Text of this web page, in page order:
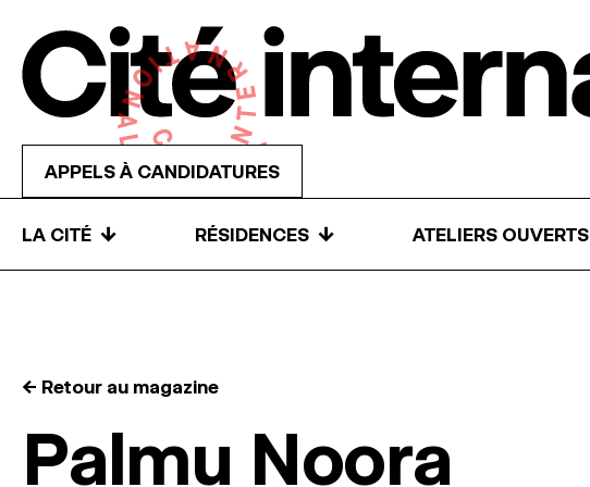
APPELS À CANDIDATURES
LA CITÉ ↓ RÉSIDENCES ↓ ATELIERS OUVERTS
← Retour au magazine
Palmu Noora